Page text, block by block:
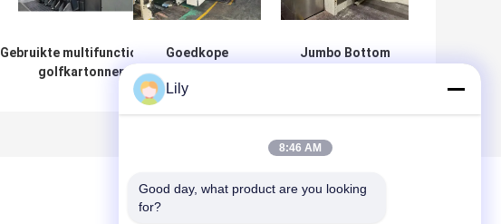
Gebruikte multifunctionele
golfkartonnen
doosvervaardigingsmachine
Goedkope
kartonnen
Jumbo Bottom
Lily
8:46 AM
Good day, what product are you looking
for?